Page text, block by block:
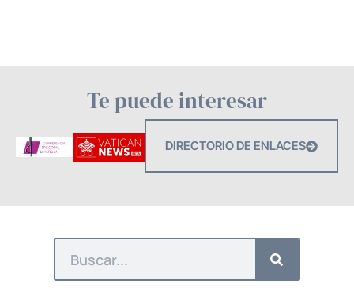
Te puede interesar
DIRECTORIO DE ENLACES